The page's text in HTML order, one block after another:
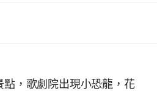
點，歌劇院出現小恐龍，花